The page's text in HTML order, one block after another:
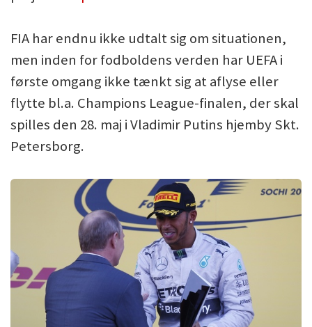
FIA har endnu ikke udtalt sig om situationen,
men inden for fodboldens verden har UEFA i
første omgang ikke tænkt sig at aflyse eller
flytte bl.a. Champions League-finalen, der skal
spilles den 28. maj i Vladimir Putins hjemby Skt.
Petersborg.